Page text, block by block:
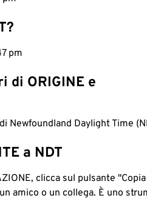
pm
di ORIGINE e
Newfoundland Daylight Time
a NDT
clicca sul pulsante "Copia
amico o un collega. È uno